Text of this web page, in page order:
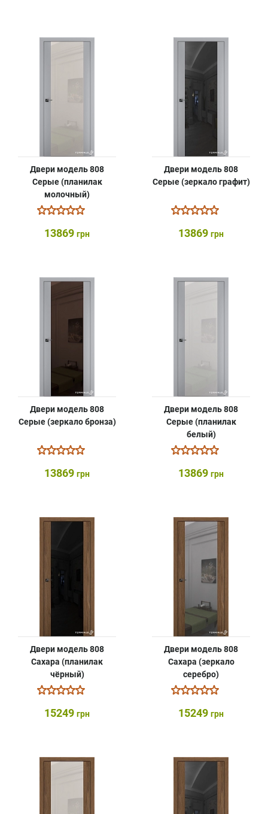
Двери модель 808
Серые (планилак
молочный)
13869 грн
Двери модель 808
Серые (зеркало графит)
13869 грн
Двери модель 808
Серые (зеркало бронза)
13869 грн
Двери модель 808
Серые (планилак
белый)
13869 грн
Двери модель 808
Сахара (планилак
чёрный)
15249 грн
Двери модель 808
Сахара (зеркало
серебро)
15249 грн